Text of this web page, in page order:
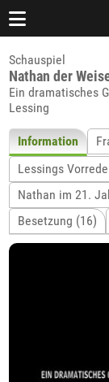
Schauspiel
Nathan der
Ein dramatisches
Lessing
Information
Lessings
Nathan im 21.
Besetzung (16)